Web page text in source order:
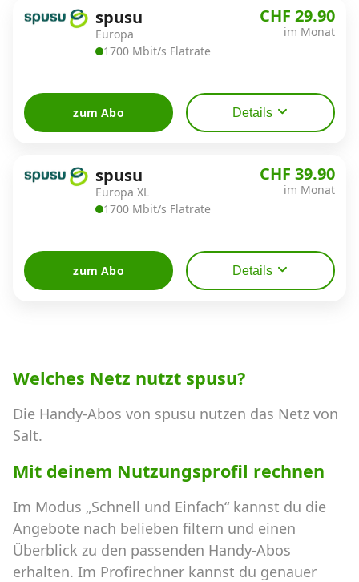
spusu
Europa
1700 Mbit/s Flatrate
CHF 29.90
im Monat
zum Abo Details
spusu
Europa XL
1700 Mbit/s Flatrate
CHF 39.90
im Monat
zum Abo Details
Welches Netz nutzt spusu?
Die Handy-Abos von spusu nutzen das Netz von
Salt.
Mit deinem Nutzungsprofil rechnen
Im Modus „Schnell und Einfach“ kannst du die
Angebote nach belieben filtern und einen
Überblick zu den passenden Handy-Abos
erhalten. Im Profirechner kannst du genauer